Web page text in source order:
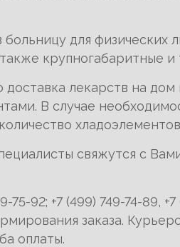
для физических
крупногабаритные
лекарств на дом
В случае
свяжутся с
92; +7 (499) 749-74-89,
заказа.
оплаты.